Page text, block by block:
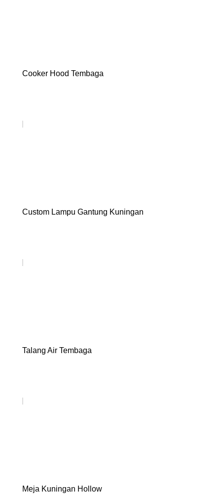
Cooker Hood Tembaga
Custom Lampu Gantung Kuningan
Talang Air Tembaga
Meja Kuningan Hollow